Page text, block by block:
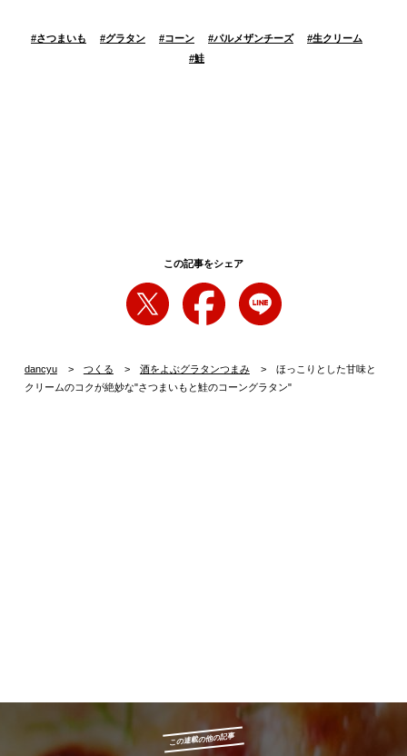
#さつまいも #グラタン #コーン #パルメザンチーズ #生クリーム
#鮭
この記事をシェア
dancyu つくる 酒をよぶグラタンつまみ
ほっこりとした甘味と
クリームのコクが絶妙な"さつまいもと鮭のコーングラタン"
この連載の他の記事